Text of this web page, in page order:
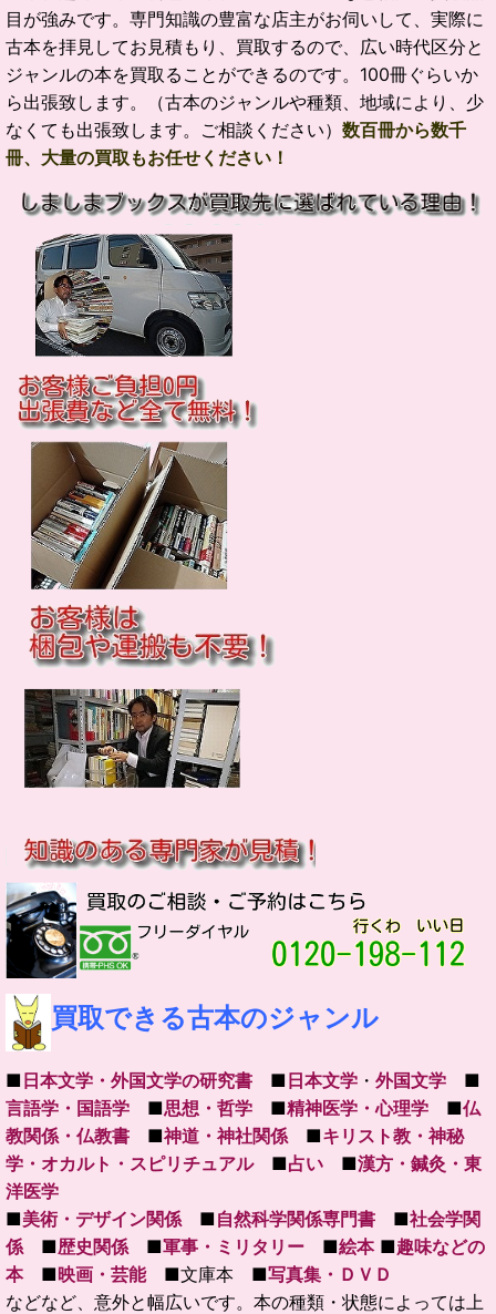
目が強みです。専門知識の豊富な店主がお伺いして、実際に
古本を拝見してお見積もり、買取するので、広い時代区分と
ジャンルの本を買取ることができるのです。100冊ぐらいか
ら出張致します。（古本のジャンルや種類、地域により、少
なくても出張致します。ご相談ください） 数百冊から数千
冊、大量の買取もお任せください！
買取できる古本のジャンル
■日本文学・外国文学の研究書 ■日本文学 ・ 外国文学 ■
言語学・国語学 ■思想・哲学 ■精神医学・心理学 ■仏
教関係・仏教書 ■神道・神社関係 ■キリスト教・神秘
学・オカルト・スピリチュアル■占い ■漢方・鍼灸・東
洋医学
■美術・デザイン関係 ■自然科学関係専門書 ■社会学関
係 ■歴史関係 ■軍事・ミリタリー ■絵本■趣味などの
本■映画・芸能■文庫本 ■写真集・ＤＶＤ
などなど、意外と幅広いです。本の種類・状態によっては上